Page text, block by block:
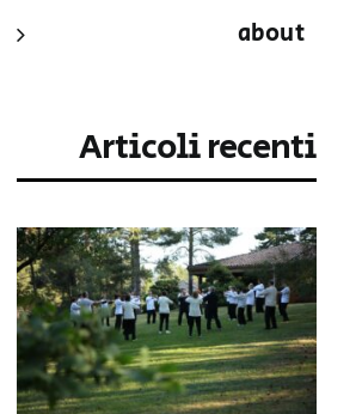
about
Articoli recenti